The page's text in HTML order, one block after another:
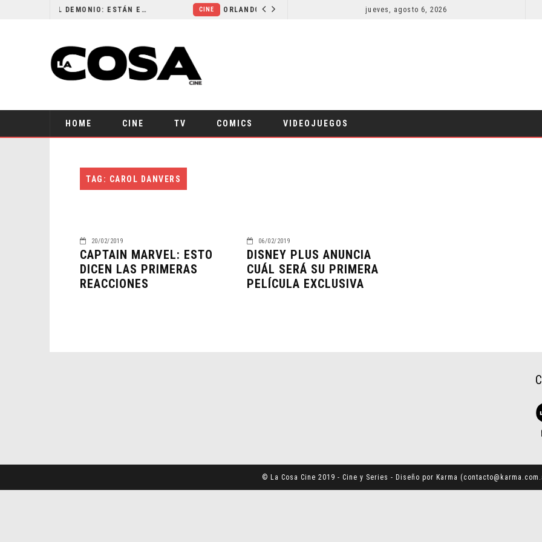
LA NOCHE DEL DEMONIO: ESTÁN ENTRE NOSOTROS – TRAILER FINAL CINE
jueves, agosto 6, 2026
HOME CINE TV COMICS VIDEOJUEGOS
TAG: CAROL DANVERS
20/02/2019
CAPTAIN MARVEL: ESTO
DICEN LAS PRIMERAS
REACCIONES
06/02/2019
DISNEY PLUS ANUNCIA
CUÁL SERÁ SU PRIMERA
PELÍCULA EXCLUSIVA
© La Cosa Cine 2019 - Cine y Series - Diseño por Karma (